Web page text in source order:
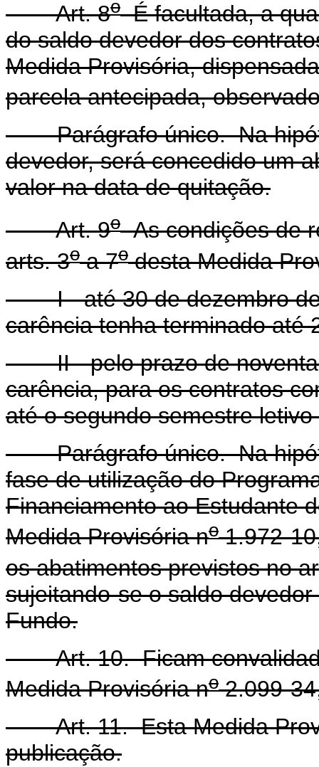
Art. 8oÉ facultada, a
do saldo devedor dos
Medida Provisória,
parcela antecipada,
Parágrafo único. Na
devedor, será concedido um
valor na data de quitação.
Art. 9oAs condições de
arts. 3oa 7odesta Medida
I - até 30 de dezembro de
carência tenha terminado até
II - pelo prazo de noventa
carência, para os contratos
até o segundo semestre
Parágrafo único. Na
fase de utilização do
Financiamento ao Estudante
Medida Provisória no1.972-
os abatimentos previstos no
sujeitando-se o saldo
Fundo.
Art. 10. Ficam
Medida Provisória no2.099-
Art. 11. Esta Medida
publicação.